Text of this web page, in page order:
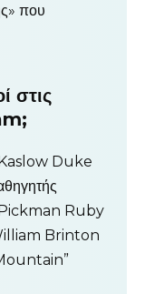
που
στις
Duke
Ruby
Brinton